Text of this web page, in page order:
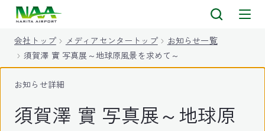
会社トップ メディアセンタートップ
お知らせ一覧
須賀澤 實 写真展～地球原風景を求めて～
お知らせ詳細
須賀澤 實 写真展～地球原